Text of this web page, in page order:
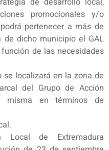
promocionales y/o
pertenecer a más de
de dicho municipio el GAL
de las necesidades
se localizará en la zona de
del Grupo de Acción
misma en términos de
de Extremadura